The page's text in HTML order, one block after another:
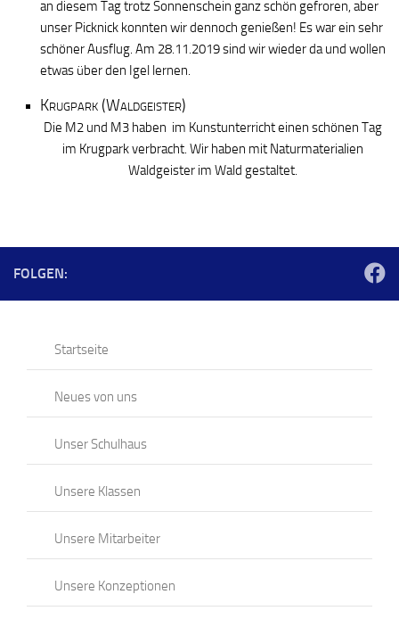
an diesem Tag trotz Sonnenschein ganz schön gefroren, aber
unser Picknick konnten wir dennoch genießen! Es war ein sehr
schöner Ausflug. Am 28.11.2019 sind wir wieder da und wollen
etwas über den Igel lernen.
Krugpark (Waldgeister)
Die M2 und M3 haben im Kunstunterricht einen schönen Tag
im Krugpark verbracht. Wir haben mit Naturmaterialien
Waldgeister im Wald gestaltet.
FOLGEN:
Startseite
Neues von uns
Unser Schulhaus
Unsere Klassen
Unsere Mitarbeiter
Unsere Konzeptionen